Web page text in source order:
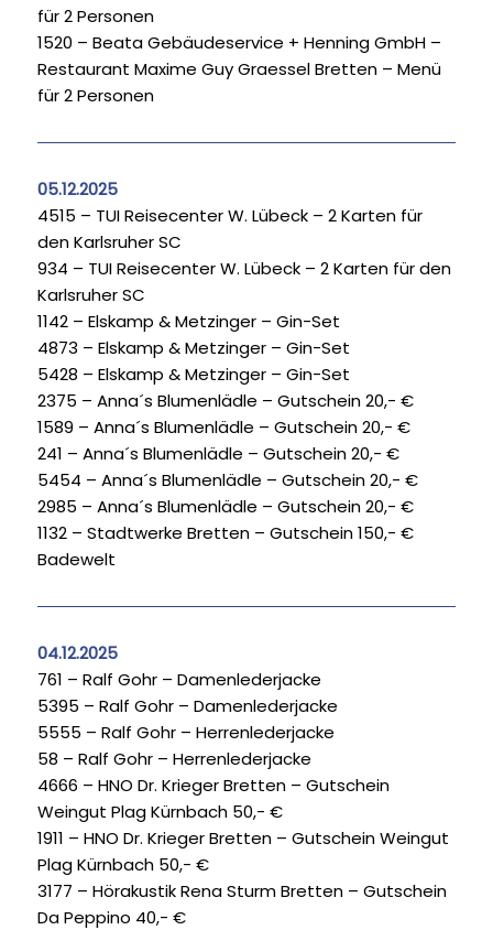
für 2 Personen
1520 – Beata Gebäudeservice + Henning GmbH –
Restaurant Maxime Guy Graessel Bretten – Menü
für 2 Personen
05.12.2025
4515 – TUI Reisecenter W. Lübeck – 2 Karten für
den Karlsruher SC
934 – TUI Reisecenter W. Lübeck – 2 Karten für den
Karlsruher SC
1142 – Elskamp & Metzinger – Gin-Set
4873 – Elskamp & Metzinger – Gin-Set
5428 – Elskamp & Metzinger – Gin-Set
2375 – Anna´s Blumenlädle – Gutschein 20,- €
1589 – Anna´s Blumenlädle – Gutschein 20,- €
241 – Anna´s Blumenlädle – Gutschein 20,- €
5454 – Anna´s Blumenlädle – Gutschein 20,- €
2985 – Anna´s Blumenlädle – Gutschein 20,- €
1132 – Stadtwerke Bretten – Gutschein 150,- €
Badewelt
04.12.2025
761 – Ralf Gohr – Damenlederjacke
5395 – Ralf Gohr – Damenlederjacke
5555 – Ralf Gohr – Herrenlederjacke
58 – Ralf Gohr – Herrenlederjacke
4666 – HNO Dr. Krieger Bretten – Gutschein
Weingut Plag Kürnbach 50,- €
1911 – HNO Dr. Krieger Bretten – Gutschein Weingut
Plag Kürnbach 50,- €
3177 – Hörakustik Rena Sturm Bretten – Gutschein
Da Peppino 40,- €